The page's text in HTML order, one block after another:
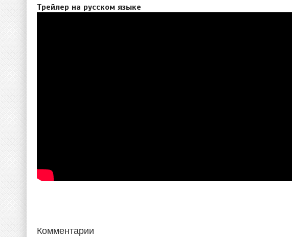
Трейлер на русском языке
Комментарии